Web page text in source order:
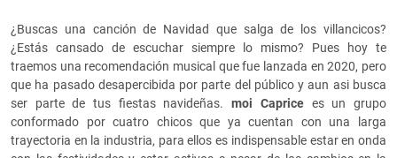
¿Buscas una canción de Navidad que salga de los villancicos?
¿Estás cansado de escuchar siempre lo mismo? Pues hoy te
traemos una recomendación musical que fue lanzada en 2020, pero
que ha pasado desapercibida por parte del público y aun asi busca
ser parte de tus fiestas navideñas.moi Caprice es un grupo
conformado por cuatro chicos que ya cuentan con una larga
trayectoria en la industria, para ellos es indispensable estar en onda